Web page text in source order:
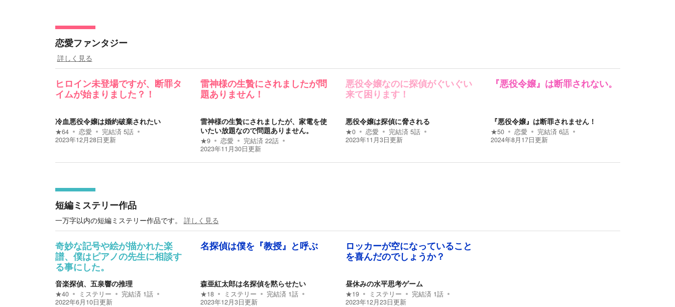
恋愛ファンタジー
詳しく見る
ヒロイン未登場ですが、断罪タ
イムが始まりました？！
冷血悪役令嬢は婚約破棄されたい
★64 恋愛 完結済 5話
2023年12月28日更新
雷神様の生贄にされましたが問
題ありません！
雷神様の生贄にされましたが、家電を使
いたい放題なので問題ありません。
★9 恋愛 完結済 22話
2023年11月30日更新
悪役令嬢なのに探偵がぐいぐい
来て困ります！
悪役令嬢は探偵に脅される
★0 恋愛 完結済 5話
2023年11月3日更新
『悪役令嬢』は断罪されない。
『悪役令嬢』は断罪されません！
★50 恋愛 完結済 6話
2024年8月17日更新
短編ミステリー作品
一万字以内の短編ミステリー作品です。 詳しく見る
奇妙な記号や絵が描かれた楽
譜、僕はピアノの先生に相談す
る事にした。
音楽探偵、五泉響の推理
★40 ミステリー 完結済 1話
2022年6月10日更新
名探偵は僕を『教授』と呼ぶ
森亜紅太郎は名探偵を黙らせたい
★18 ミステリー 完結済 1話
2023年12月3日更新
ロッカーが空になっていること
を喜んだのでしょうか？
昼休みの水平思考ゲーム
★19 ミステリー 完結済 1話
2023年12月23日更新